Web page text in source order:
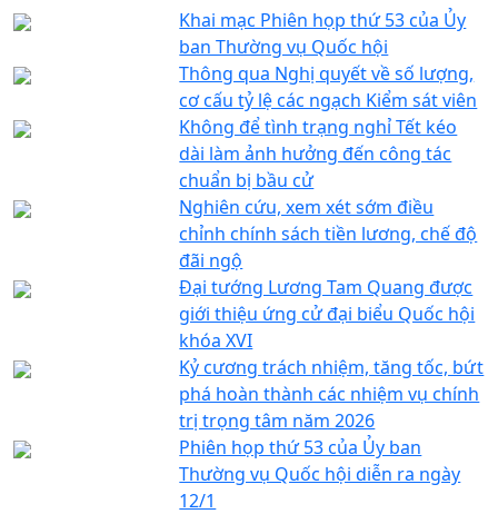
Khai mạc Phiên họp thứ 53 của Ủy
ban Thường vụ Quốc hội
Thông qua Nghị quyết về số lượng,
cơ cấu tỷ lệ các ngạch Kiểm sát viên
Không để tình trạng nghỉ Tết kéo
dài làm ảnh hưởng đến công tác
chuẩn bị bầu cử
Nghiên cứu, xem xét sớm điều
chỉnh chính sách tiền lương, chế độ
đãi ngộ
Đại tướng Lương Tam Quang được
giới thiệu ứng cử đại biểu Quốc hội
khóa XVI
Kỷ cương trách nhiệm, tăng tốc, bứt
phá hoàn thành các nhiệm vụ chính
trị trọng tâm năm 2026
Phiên họp thứ 53 của Ủy ban
Thường vụ Quốc hội diễn ra ngày
12/1